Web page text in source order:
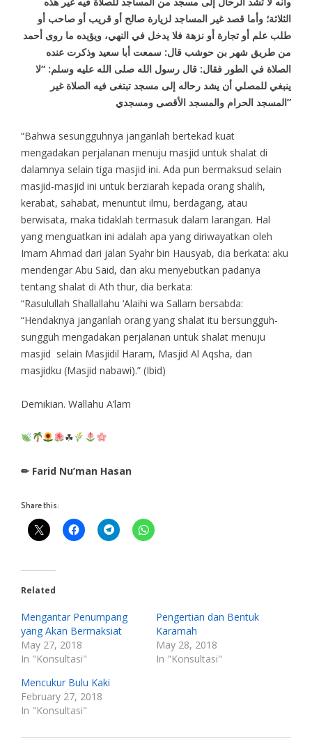
الثلاثة؛ وأما قصد غير المساجد لزيارة صالح أو قريب أو صاحب أو
طلب علم أو تجارة أو نزهة فلا يدخل في النهي، ويؤيده ما روى أحمد
من طريق شهر بن حوشب قال: سمعت أبا سعيد وذكرت عنده
الصلاة في الطور فقال: قال رسول الله صلى الله عليه وسلم: “لا
ينبغي للمصلي أن يشد رحاله إلى مسجد تبتغى فيه الصلاة غير
المسجد الحرام والمسجد الأقصى ومسجدي”
“Bahwa sesungguhnya janganlah bertekad kuat
mengadakan perjalanan menuju masjid untuk shalat di
dalamnya selain tiga masjid ini. Ada pun bermaksud selain
masjid-masjid ini untuk berziarah kepada orang shalih,
kerabat, sahabat, menuntut ilmu, berdagang, atau
berwisata, maka tidaklah termasuk dalam larangan. Hal
yang menguatkan ini adalah apa yang diriwayatkan oleh
Imam Ahmad dari jalan Syahr bin Hausyab, dia berkata: aku
mendengar Abu Said, dan aku menyebutkan padanya
tentang shalat di Ath thur, dia berkata:
“Rasulullah Shallallahu ‘Alaihi wa Sallam bersabda:
“Hendaknya janganlah orang yang shalat itu bersungguh-
sungguh mengadakan perjalanan untuk shalat menuju
masjid selain Masjidil Haram, Masjid Al Aqsha, dan
masjidku (Masjid nabawi).” (Ibid)
Demikian. Wallahu A’lam
☘
✏ Farid Nu’man Hasan
Share this:
Related
Mengantar Penumpang
yang Akan Bermaksiat
May 27, 2018
In "Konsultasi"
Pengertian dan Bentuk
Karamah
May 28, 2018
In "Konsultasi"
Mencukur Bulu Kaki
February 27, 2018
In "Konsultasi"